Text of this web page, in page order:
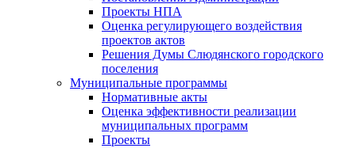
Проекты НПА
Оценка регулирующего воздействия
проектов актов
Решения Думы Слюдянского городского
поселения
Муниципальные программы
Нормативные акты
Оценка эффективности реализации
муниципальных программ
Проекты